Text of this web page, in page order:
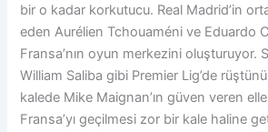
bir o kadar korkutucu. Real Madrid’in
eden Aurélien Tchouaméni ve Eduardo
Fransa’nın oyun merkezini oluşturuyor.
William Saliba gibi Premier Lig’de
kalede Mike Maignan’ın güven veren
Fransa’yı geçilmesi zor bir kale haline